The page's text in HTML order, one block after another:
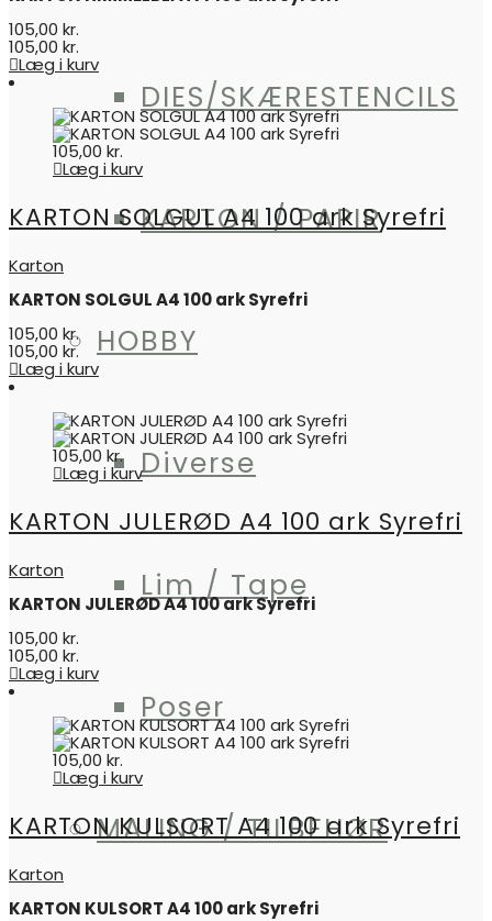
DIES/SKÆRESTENCILS
KARTON / PAPIR
HOBBY
Diverse
Lim / Tape
Poser
MALING / TILBEHØR
105,00 kr.
105,00 kr.
Læg i kurv
105,00 kr.
Læg i kurv
KARTON SOLGUL A4 100 ark Syrefri
Karton
KARTON SOLGUL A4 100 ark Syrefri
105,00 kr.
105,00 kr.
Læg i kurv
105,00 kr.
Læg i kurv
KARTON JULERØD A4 100 ark Syrefri
Karton
KARTON JULERØD A4 100 ark Syrefri
105,00 kr.
105,00 kr.
Læg i kurv
105,00 kr.
Læg i kurv
KARTON KULSORT A4 100 ark Syrefri
Karton
KARTON KULSORT A4 100 ark Syrefri